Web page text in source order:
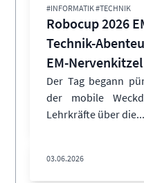
#INFORMATIK #TECHNIK
Robocup 2026
Technik-
EM-Nervenkitzel
Der Tag begann
der mobile
Lehrkräfte über die...
03.06.2026